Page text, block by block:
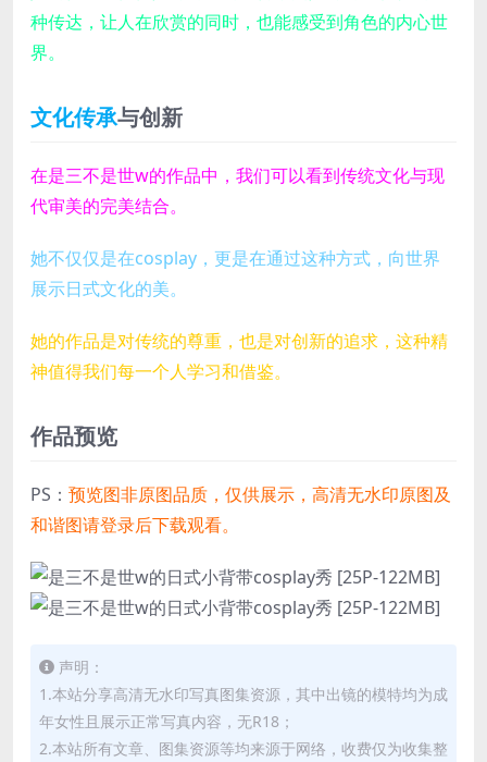
种传达，让人在欣赏的同时，也能感受到角色的内心世
界。
文化传承与创新
在是三不是世w的作品中，我们可以看到传统文化与现
代审美的完美结合。
她不仅仅是在cosplay，更是在通过这种方式，向世界
展示日式文化的美。
她的作品是对传统的尊重，也是对创新的追求，这种精
神值得我们每一个人学习和借鉴。
作品预览
PS： 预览图非原图品质，仅供展示，高清无水印原图及
和谐图请登录后下载观看。
声明：
1.本站分享高清无水印写真图集资源，其中出镜的模特均为成
年女性且展示正常写真内容，无R18；
2.本站所有文章、图集资源等均来源于网络，收费仅为收集整